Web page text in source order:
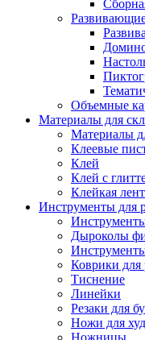
Объемные
Материалы для
Материалы
Клеевые
Клей
Клей с
Клейкая
Инструменты для
Дыроколы
Коврики для
Тиснение
Линейки
Резаки для
Ножи для
Ножницы